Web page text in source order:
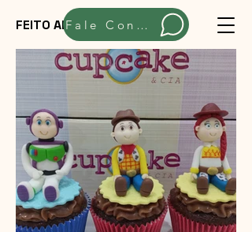
FEITO ARTESANALMENTE
Fale Conosco